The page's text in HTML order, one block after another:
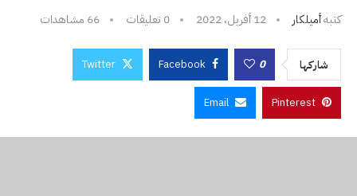
كتبهأميلكار 12 أفريل، 2022 0 تعليقات 66 مشاهدات
شاركها 0
Facebook
Twitter
Pinterest
Email